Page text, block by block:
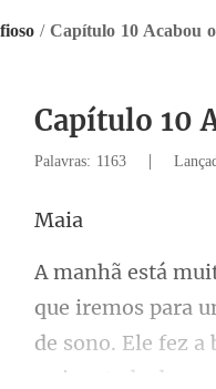
/ Capítulo 10 Acabou
Capítulo 10
Palavras: 1163 |
a
de sono. Ele fez